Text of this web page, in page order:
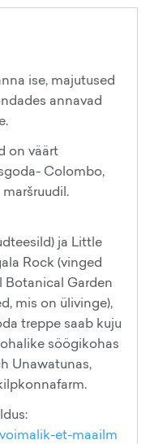
ise, majutused
annavad
on väärt
Colombo,
ja Little
Rock (vinged
Botanical Garden
mis on ülivinge),
treppe saab kuju
söögikohas
Unawatunas,
et-maailm